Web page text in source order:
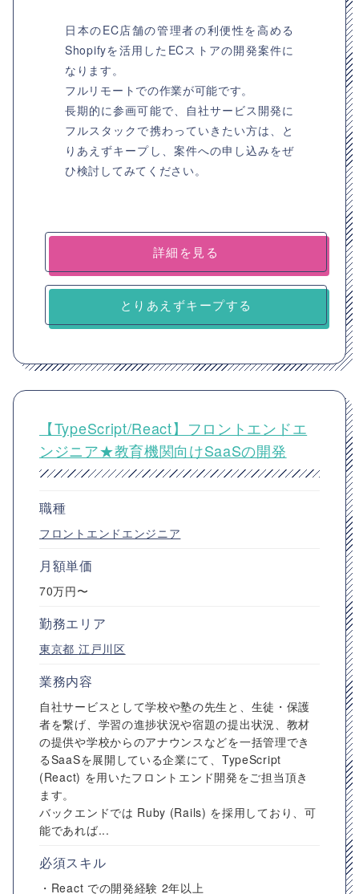
日本のEC店舗の管理者の利便性を高める
Shopifyを活用したECストアの開発案件に
なります。
フルリモートでの作業が可能です。
長期的に参画可能で、自社サービス開発に
フルスタックで携わっていきたい方は、と
りあえずキープし、案件への申し込みをぜ
ひ検討してみてください。
詳細を見る
とりあえずキープする
【TypeScript/React】フロントエンドエ
ンジニア★教育機関向けSaaSの開発
職種
フロントエンドエンジニア
月額単価
70万円〜
勤務エリア
東京都 江戸川区
業務内容
自社サービスとして学校や塾の先生と、生徒・保護
者を繋げ、学習の進捗状況や宿題の提出状況、教材
の提供や学校からのアナウンスなどを一括管理でき
るSaaSを展開している企業にて、TypeScript
(React) を用いたフロントエンド開発をご担当頂き
ます。
バックエンドでは Ruby (Rails) を採用しており、可
能であれば...
必須スキル
・React での開発経験 2年以上